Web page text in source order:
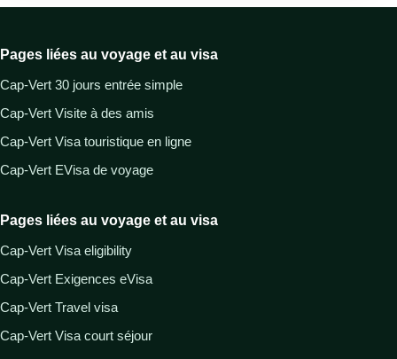
Pages liées au voyage et au visa
Cap-Vert 30 jours entrée simple
Cap-Vert Visite à des amis
Cap-Vert Visa touristique en ligne
Cap-Vert EVisa de voyage
Pages liées au voyage et au visa
Cap-Vert Visa eligibility
Cap-Vert Exigences eVisa
Cap-Vert Travel visa
Cap-Vert Visa court séjour